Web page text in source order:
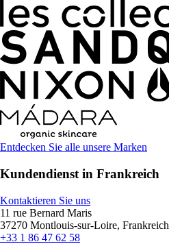
Entdecken Sie alle unsere Marken
Kundendienst in Frankreich
Kontaktieren Sie uns
11 rue Bernard Maris
37270 Montlouis-sur-Loire, Frankreich
+33 1 86 47 62 58